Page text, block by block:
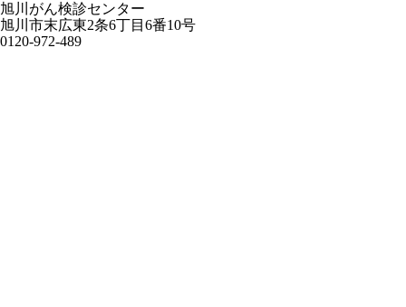
旭川がん検診センター
旭川市末広東2条6丁目6番10号
0120-972-489